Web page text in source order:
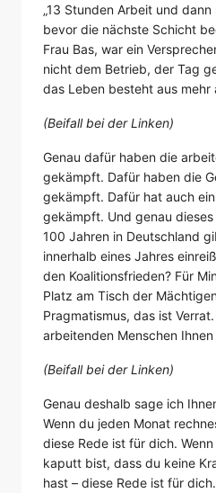
„13 Stunden Arbeit und
bevor die nächste Schicht
Frau Bas, war ein
nicht dem Betrieb, der Tag
das Leben besteht aus mehr
(Beifall bei der Linken)
Genau dafür haben die
gekämpft. Dafür haben die
gekämpft. Dafür hat auch
gekämpft. Und genau
100 Jahren in Deutschland
innerhalb eines Jahres
den Koalitionsfrieden? Für
Platz am Tisch der
Pragmatismus, das ist
arbeitenden Menschen
(Beifall bei der Linken)
Genau deshalb sage ich
Wenn du jeden Monat
diese Rede ist für dich.
kaputt bist, dass du keine
hast – diese Rede ist für